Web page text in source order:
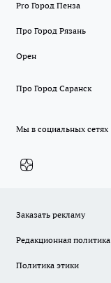
Pro Город Пенза
Про Город Рязань
Орен
Про Город Саранск
Мы в социальных сетях
Заказать рекламу
Редакционная политика
Политика этики